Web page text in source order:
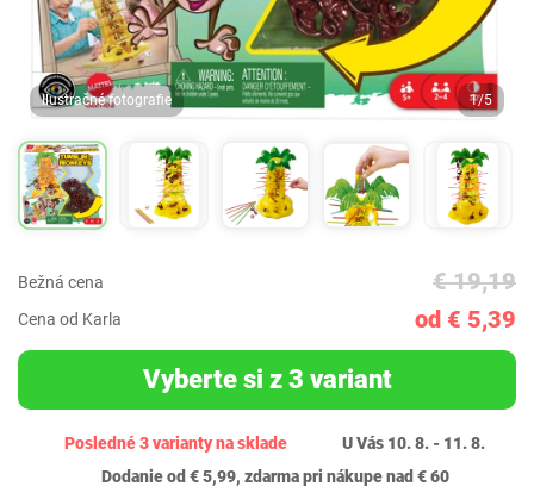
Ilustračné fotografie 1/5
Bežná cena € 19,19
Cena od Karla od € 5,39
Vyberte si z 3 variant
Posledné 3 varianty na sklade
U Vás 10. 8. - 11. 8.
Dodanie od € 5,99, zdarma pri nákupe nad € 60